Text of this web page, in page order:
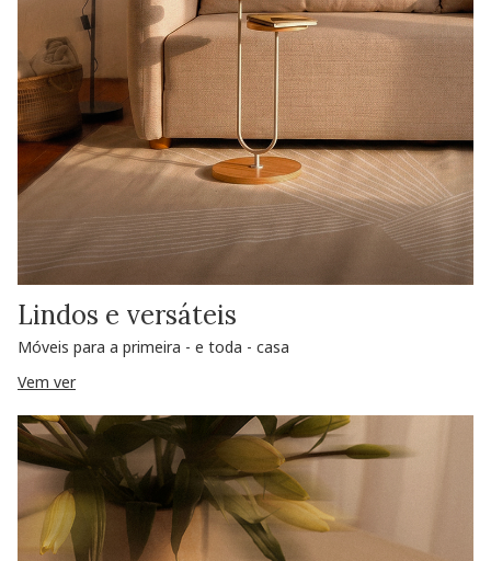
Lindos e versáteis
Móveis para a primeira - e toda - casa
Vem ver